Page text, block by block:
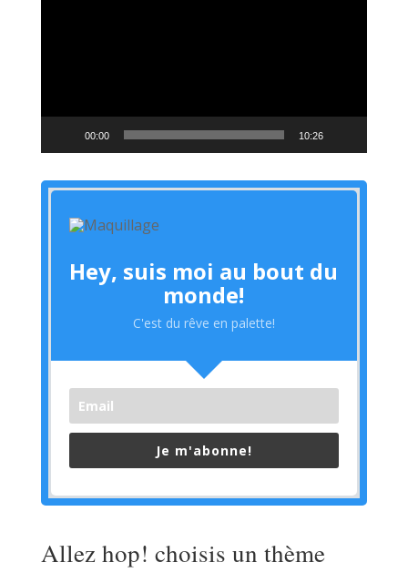
00:00 10:26
Hey, suis moi au bout du
monde!
C'est du rêve en palette!
Je m'abonne!
Allez hop! choisis un thème